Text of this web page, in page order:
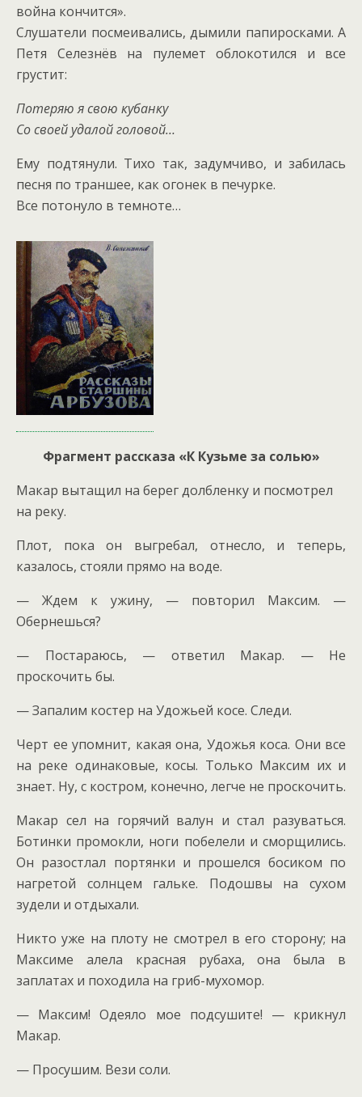
война кончится».
Слушатели посмеивались, дымили папиросками. А
Петя Селезнёв на пулемет облокотился и все
грустит:
Потеряю я свою кубанку
Со своей удалой головой…
Ему подтянули. Тихо так, задумчиво, и забилась
песня по траншее, как огонек в печурке.
Все потонуло в темноте…
Фрагмент рассказа «К Кузьме за солью»
Макар вытащил на берег долбленку и посмотрел
на реку.
Плот, пока он выгребал, отнесло, и теперь,
казалось, стояли прямо на воде.
— Ждем к ужину, — повторил Максим. —
Обернешься?
— Постараюсь, — ответил Макар. — Не
проскочить бы.
— Запалим костер на Удожьей косе. Следи.
Черт ее упомнит, какая она, Удожья коса. Они все
на реке одинаковые, косы. Только Максим их и
знает. Ну, с костром, конечно, легче не проскочить.
Макар сел на горячий валун и стал разуваться.
Ботинки промокли, ноги побелели и сморщились.
Он разостлал портянки и прошелся босиком по
нагретой солнцем гальке. Подошвы на сухом
зудели и отдыхали.
Никто уже на плоту не смотрел в его сторону; на
Максиме алела красная рубаха, она была в
заплатах и походила на гриб-мухомор.
— Максим! Одеяло мое подсушите! — крикнул
Макар.
— Просушим. Вези соли.